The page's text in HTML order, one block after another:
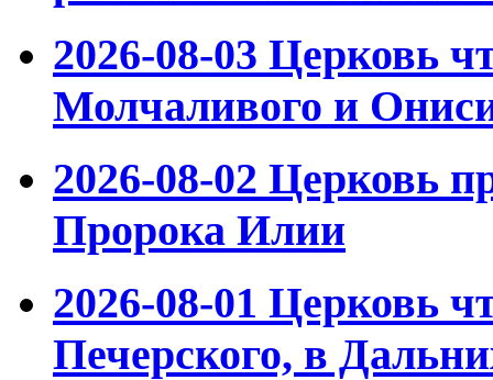
2026-08-03 Церковь
Молчаливого и
2026-08-02 Церковь
Пророка Илии
2026-08-01 Церковь
Печерского, в